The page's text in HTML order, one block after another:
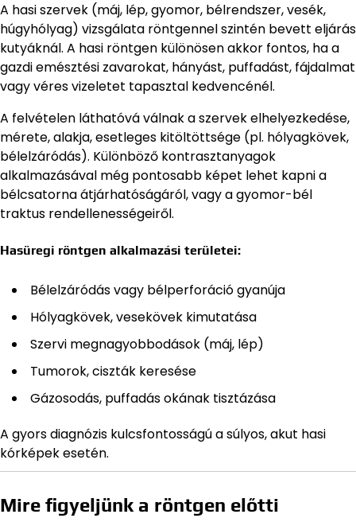
A hasi szervek (máj, lép, gyomor, bélrendszer, vesék,
húgyhólyag) vizsgálata röntgennel szintén bevett eljárás
kutyáknál. A hasi röntgen különösen akkor fontos, ha a
gazdi emésztési zavarokat, hányást, puffadást, fájdalmat
vagy véres vizeletet tapasztal kedvencénél.
A felvételen láthatóvá válnak a szervek elhelyezkedése,
mérete, alakja, esetleges kitöltöttsége (pl. hólyagkövek,
bélelzáródás). Különböző kontrasztanyagok
alkalmazásával még pontosabb képet lehet kapni a
bélcsatorna átjárhatóságáról, vagy a gyomor-bél
traktus rendellenességeiről.
Hasüregi röntgen alkalmazási területei:
Bélelzáródás vagy bélperforáció gyanúja
Hólyagkövek, vesekövek kimutatása
Szervi megnagyobbodások (máj, lép)
Tumorok, ciszták keresése
Gázosodás, puffadás okának tisztázása
A gyors diagnózis kulcsfontosságú a súlyos, akut hasi
kórképek esetén.
Mire figyeljünk a röntgen előtti